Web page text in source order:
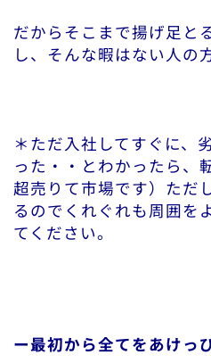
だからそこまで揚げ足と
し、そんな暇はない人の
＊ただ入社してすぐに、
った・・とわかったら、
超売りて市場です）ただ
るのでくれぐれも周囲を
てください。
ー最初から全てをあけっ